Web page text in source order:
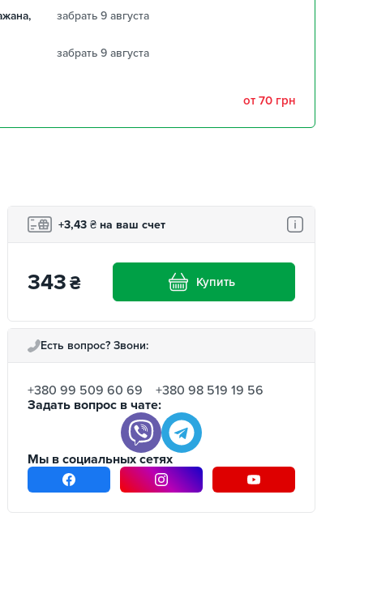
забрать 9 августа
забрать 9 августа
от 70 грн
+3,43 ₴ на ваш счет
343₴ Купить
Есть вопрос? Звони:
+380 99 509 60 69
+380 98 519 19 56
Задать вопрос в чате:
Мы в социальных сетях